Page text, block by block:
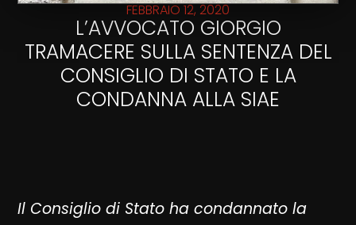
FEBBRAIO 12, 2020
L’AVVOCATO GIORGIO
TRAMACERE SULLA SENTENZA DEL
CONSIGLIO DI STATO E LA
CONDANNA ALLA SIAE
Il Consiglio di Stato ha condannato la